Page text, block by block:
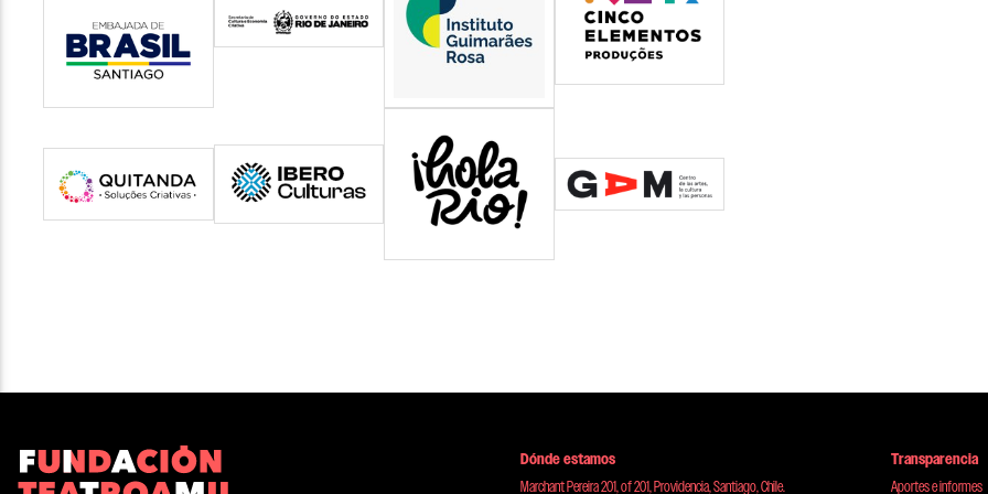
Dónde estamos
Marchant Pereira 201, of 201, Providencia, Santiago, Chile.
Transparencia
Aportes e informes